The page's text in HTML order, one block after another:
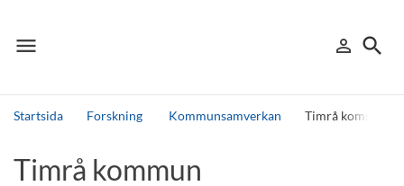
menu
Meny person_outline
Logga in
search
Sök
Startsida Forskning Kommunsamverkan Timrå kommun
Andra söktjänster
Timrå kommun